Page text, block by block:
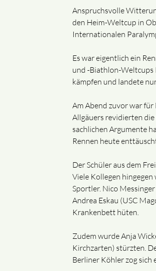
Anspruchsvolle
den Heim-Weltcup in
Internationalen
Es war eigentlich ein
und -Biathlon-Weltcups
kämpfen und landete
Am Abend zuvor war
Allgäuers revidierten die
sachlichen Argumente
Rennen heute
Der Schüler aus dem
Viele Kollegen
Sportler. Nico
Andrea Eskau (USC
Krankenbett hüten.
Zudem wurde Anja
Kirchzarten) stürzten.
Berliner Köhler zog sich